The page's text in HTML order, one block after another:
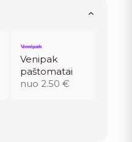
Venipak
paštomatai
nuo 2.50 €